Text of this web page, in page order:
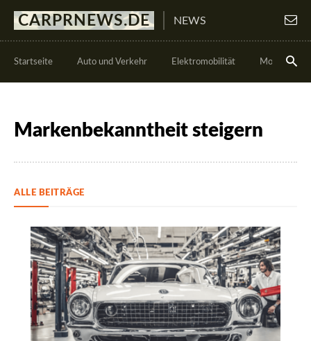
CARPRNEWS.DE NEWS
Startseite Auto und Verkehr Elektromobilität Motorsport
Markenbekanntheit steigern
ALLE BEITRÄGE